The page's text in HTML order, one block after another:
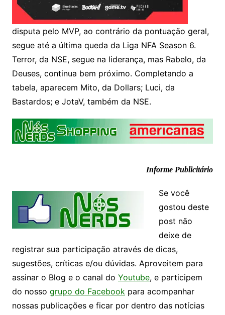
disputa pelo MVP, ao contrário da pontuação geral,
segue até a última queda da Liga NFA Season 6.
Terror, da NSE, segue na liderança, mas Rabelo, da
Deuses, continua bem próximo. Completando a
tabela, aparecem Mito, da Dollars; Luci, da
Bastardos; e JotaV, também da NSE.
Informe Publicitário
Se você
gostou deste
post não
deixe de
registrar sua participação através de dicas,
sugestões, críticas e/ou dúvidas. Aproveitem para
assinar o Blog e o canal do Youtube, e participem
do nosso grupo do Facebookpara acompanhar
nossas publicações e ficar por dentro das notícias